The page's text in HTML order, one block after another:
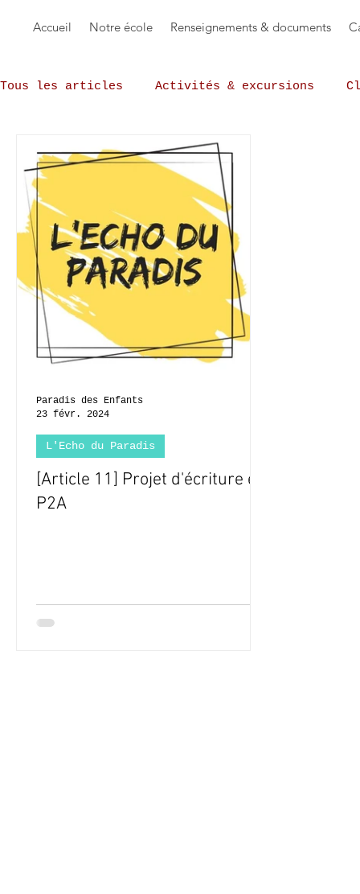
Accueil Notre école Renseignements & documents
Tous les articles Activités & excursions
L'Echo du Paradis
[Article 11] Projet d'écriture en
P2A
L'Echo du Paradis
Paradis des Enfants
23 févr. 2024